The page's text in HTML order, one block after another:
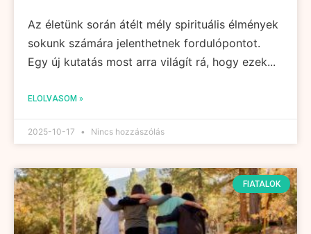
Az életünk során átélt mély spirituális élmények
sokunk számára jelenthetnek fordulópontot.
Egy új kutatás most arra világít rá, hogy ezek...
ELOLVASOM »
2025-10-17 Nincs hozzászólás
FIATALOK